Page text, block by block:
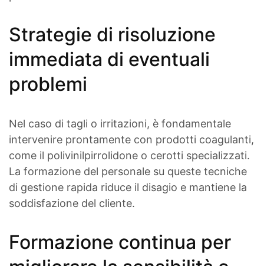
Strategie di risoluzione
immediata di eventuali
problemi
Nel caso di tagli o irritazioni, è fondamentale
intervenire prontamente con prodotti coagulanti,
come il polivinilpirrolidone o cerotti specializzati.
La formazione del personale su queste tecniche
di gestione rapida riduce il disagio e mantiene la
soddisfazione del cliente.
Formazione continua per